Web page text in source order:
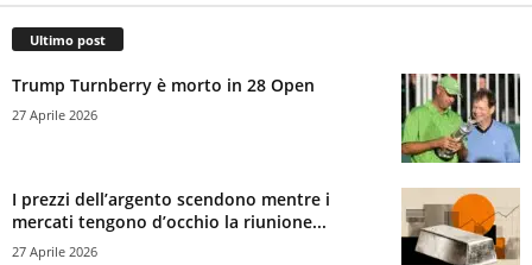
Ultimo post
Trump Turnberry è morto in 28 Open
27 Aprile 2026
I prezzi dell’argento scendono mentre i
mercati tengono d’occhio la riunione...
27 Aprile 2026